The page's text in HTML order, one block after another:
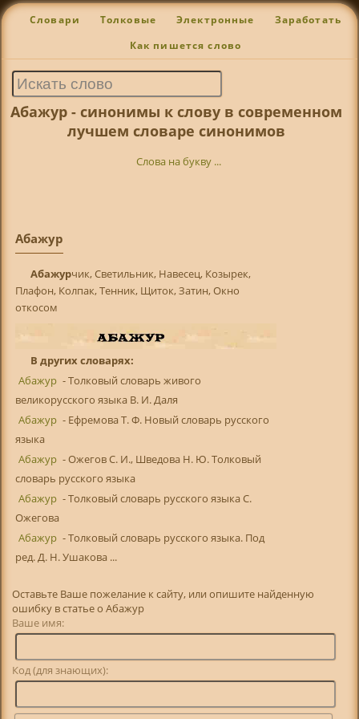
Словари Толковые Электронные Заработать
Как пишется слово
Абажур - синонимы к слову в современном
лучшем словаре синонимов
Слова на букву ...
Абажур
Абажурчик, Светильник, Навесец, Козырек,
Плафон, Колпак, Тенник, Щиток, Затин, Окно
откосом
В других словарях:
Абажур - Толковый словарь живого
великорусского языка В. И. Даля
Абажур - Ефремова Т. Ф. Новый словарь русского
языка
Абажур - Ожегов С. И., Шведова Н. Ю. Толковый
словарь русского языка
Абажур - Толковый словарь русского языка С.
Ожегова
Абажур - Толковый словарь русского языка. Под
ред. Д. Н. Ушакова ...
Оставьте Ваше пожелание к сайту, или опишите найденную
ошибку в статье о Абажур
Ваше имя:
Код (для знающих):